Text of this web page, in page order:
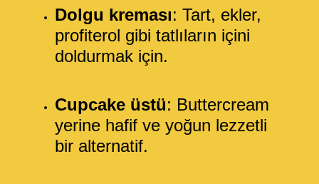
Dolgu kreması: Tart, ekler,
profiterol gibi tatlıların içini
doldurmak için.
Cupcake üstü: Buttercream
yerine hafif ve yoğun lezzetli
bir alternatif.